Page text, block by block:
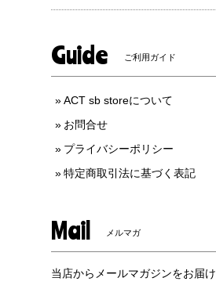
Guide ご利用ガイド
ACT sb storeについて
お問合せ
プライバシーポリシー
特定商取引法に基づく表記
Mail メルマガ
当店からメールマガジンをお届け